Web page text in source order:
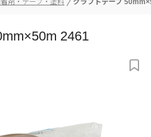
剤・テープ・塗料 クラフトテープ
2461